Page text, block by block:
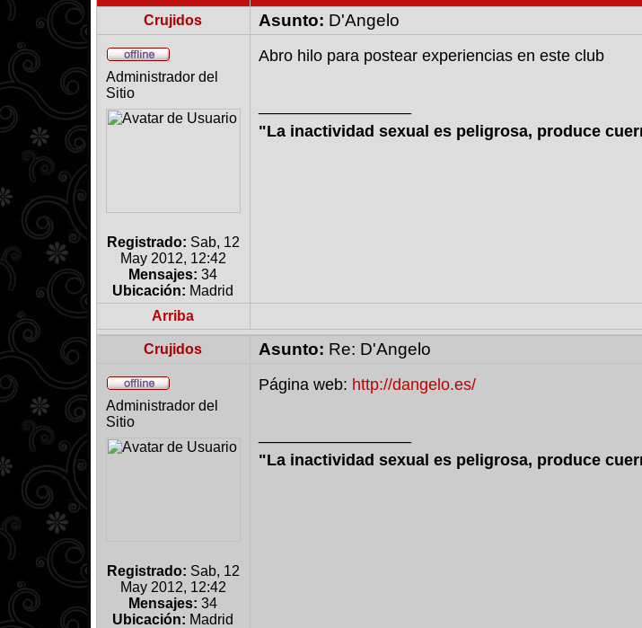
Crujidos
Asunto: D'Angelo
Administrador del
Sitio
Registrado: Sab, 12
May 2012, 12:42
Mensajes: 34
Ubicación: Madrid
Abro hilo para postear experiencias en este club
"La inactividad sexual es peligrosa, produce
Arriba
Crujidos Asunto: Re: D'Angelo
Administrador del
Sitio
Registrado: Sab, 12
May 2012, 12:42
Mensajes: 34
Ubicación: Madrid
Página web: http://dangelo.es/
"La inactividad sexual es peligrosa, produce